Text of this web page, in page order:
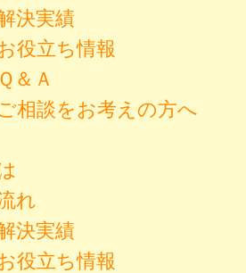
決実績
役立ち情報
＆Ａ
相談をお考えの方へ
れ
決実績
役立ち情報